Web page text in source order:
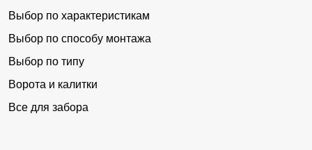
Выбор по характеристикам
Выбор по способу монтажа
Выбор по типу
Ворота и калитки
Все для забора